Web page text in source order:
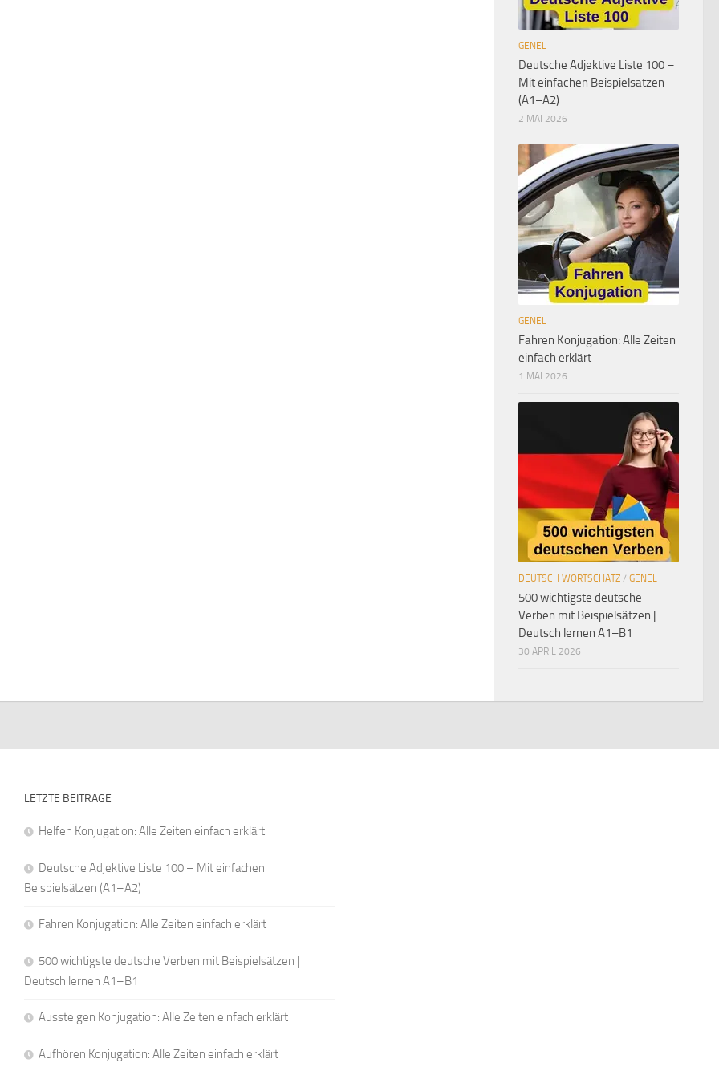
GENEL
Deutsche Adjektive Liste 100 –
Mit einfachen Beispielsätzen
(A1–A2)
2 MAI 2026
GENEL
Fahren Konjugation: Alle Zeiten
einfach erklärt
1 MAI 2026
DEUTSCH WORTSCHATZ / GENEL
500 wichtigste deutsche
Verben mit Beispielsätzen |
Deutsch lernen A1–B1
30 APRIL 2026
LETZTE BEITRÄGE
Helfen Konjugation: Alle Zeiten einfach erklärt
Deutsche Adjektive Liste 100 – Mit einfachen
Beispielsätzen (A1–A2)
Fahren Konjugation: Alle Zeiten einfach erklärt
500 wichtigste deutsche Verben mit Beispielsätzen |
Deutsch lernen A1–B1
Aussteigen Konjugation: Alle Zeiten einfach erklärt
Aufhören Konjugation: Alle Zeiten einfach erklärt